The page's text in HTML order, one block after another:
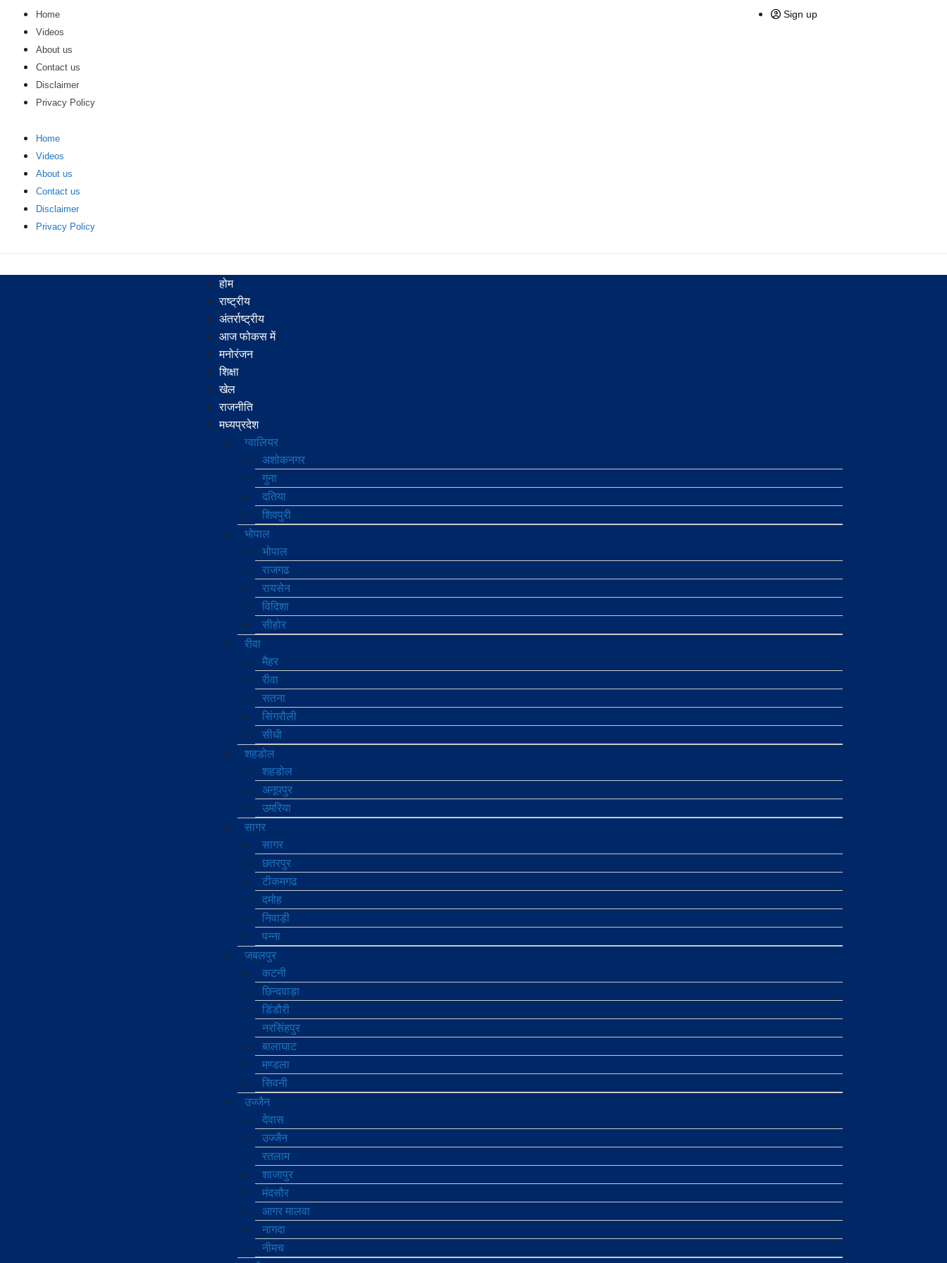
Home
Videos
About us
Contact us
Disclaimer
Privacy Policy
Home
Videos
About us
Contact us
Disclaimer
Privacy Policy
Sign up
होम
राष्ट्रीय
अंतर्राष्ट्रीय
आज फोकस में
मनोरंजन
शिक्षा
खेल
राजनीति
मध्‍यप्रदेश
ग्‍वालियर
अशोकनगर
गुना
दतिया
शिवपुरी
भोपाल
भोपाल
राजगढ
रायसेन
विदिशा
सीहोर
रीवा
मैहर
रीवा
सतना
सिंगरौली
सीधी
शहडोल
शहडोल
अनूपपुर
उमरिया
सागर
सागर
छतरपुर
टीकमगढ
दमोह
निवाड़ी
पन्ना
जबलपुर
कटनी
छिन्दवाड़ा
डिंडौरी
नरसिंहपुर
बालाघाट
मण्‍डला
सिवनी
उज्जैन
देवास
उज्जैन
रतलाम
शाजापुर
मंदसौर
आगर मालवा
नागदा
नीमच